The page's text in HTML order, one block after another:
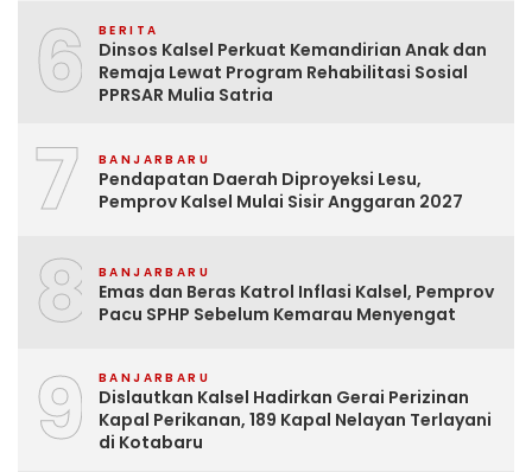
6 BERITA
Dinsos Kalsel Perkuat Kemandirian Anak dan
Remaja Lewat Program Rehabilitasi Sosial
PPRSAR Mulia Satria
7 BANJARBARU
Pendapatan Daerah Diproyeksi Lesu,
Pemprov Kalsel Mulai Sisir Anggaran 2027
8 BANJARBARU
Emas dan Beras Katrol Inflasi Kalsel, Pemprov
Pacu SPHP Sebelum Kemarau Menyengat
9 BANJARBARU
Dislautkan Kalsel Hadirkan Gerai Perizinan
Kapal Perikanan, 189 Kapal Nelayan Terlayani
di Kotabaru